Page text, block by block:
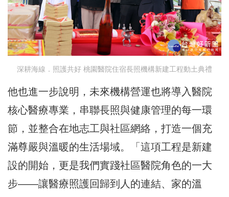
深耕海線．照護共好 桃園醫院住宿長照機構新建工程動土典禮
他也進一步說明，未來機構營運也將導入醫院
核心醫療專業，串聯長照與健康管理的每一環
節，並整合在地志工與社區網絡，打造一個充
滿尊嚴與溫暖的生活場域。「這項工程是新建
設的開始，更是我們實踐社區醫院角色的一大
步——讓醫療照護回歸到人的連結、家的溫